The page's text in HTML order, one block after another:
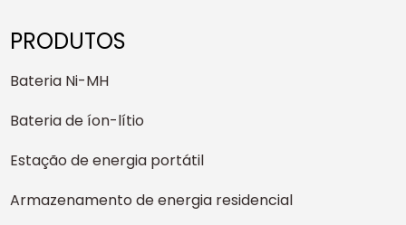
PRODUTOS
Bateria Ni-MH
Bateria de íon-lítio
Estação de energia portátil
Armazenamento de energia residencial